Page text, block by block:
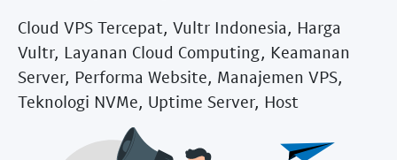
Cloud VPS Tercepat, Vultr Indonesia, Harga
Vultr, Layanan Cloud Computing, Keamanan
Server, Performa Website, Manajemen VPS,
Teknologi NVMe, Uptime Server, Host